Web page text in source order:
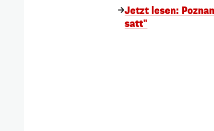
Jetzt lesen:
satt"